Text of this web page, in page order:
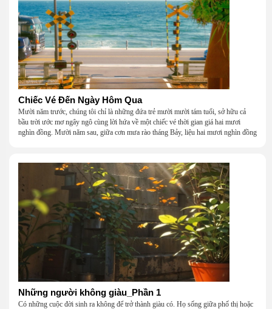
Chiếc Vé Đến Ngày Hôm Qua
Mười năm trước, chúng tôi chỉ là những đứa trẻ mười mười tám tuổi, sở hữu cả
bầu trời ước mơ ngây ngô cùng lời hứa về một chiếc vé thời gian giá hai mươi
nghìn đồng. Mười năm sau, giữa cơn mưa rào tháng Bảy, liệu hai mươi nghìn đồng
Những người không giàu_Phần 1
Có những cuộc đời sinh ra không để trở thành giàu có. Họ sống giữa phố thị hoặc